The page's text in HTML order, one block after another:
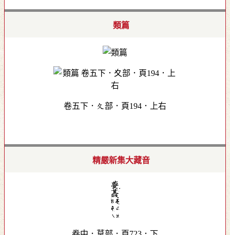
類篇
卷五下．夊部．頁194．上右
精嚴新集大藏音